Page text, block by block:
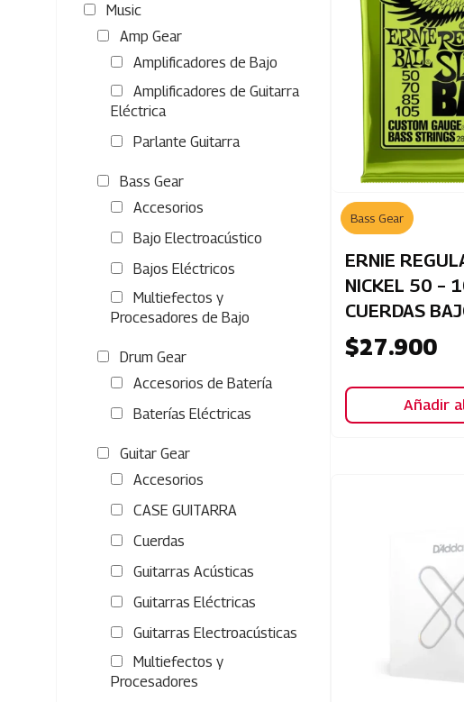
Music
Amp Gear
Amplificadores de Bajo
Amplificadores de Guitarra
Eléctrica
Parlante Guitarra
Bass Gear
Accesorios
Bajo Electroacústico
Bajos Eléctricos
Multiefectos y
Procesadores de Bajo
Drum Gear
Accesorios de Batería
Baterías Eléctricas
Guitar Gear
Accesorios
CASE GUITARRA
Cuerdas
Guitarras Acústicas
Guitarras Eléctricas
Guitarras Electroacústicas
Multiefectos y
Procesadores
Bass Gear
ERNIE
NICKEL 50 –
CUERDAS
$27.900
Añadir